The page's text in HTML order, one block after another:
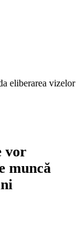
eliberarea vizelor
vor
muncă